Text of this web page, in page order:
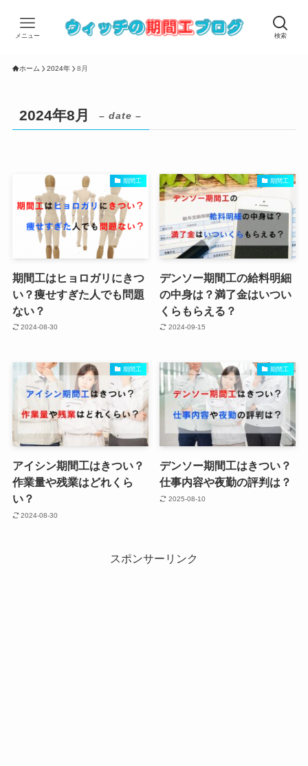
検索
メニュー
ホーム 2024年 8月
2024年8月 – date –
期間工
期間工はヒョロガリにきつ
い？痩せすぎた人でも問題
ない？
2024-08-30
期間工
デンソー期間工の給料明細
の中身は？満了金はいつい
くらもらえる？
2024-09-15
期間工
アイシン期間工はきつい？
作業量や残業はどれくら
い？
2024-08-30
期間工
デンソー期間工はきつい？
仕事内容や夜勤の評判は？
2025-08-10
スポンサーリンク